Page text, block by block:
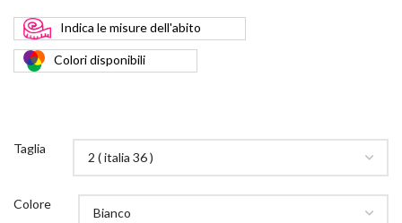
Indica le misure dell'abito
Coloridisponibili
Taglia
Colore